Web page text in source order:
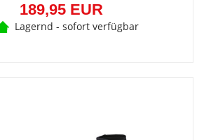
189,95 EUR
Lagernd - sofort verfügbar